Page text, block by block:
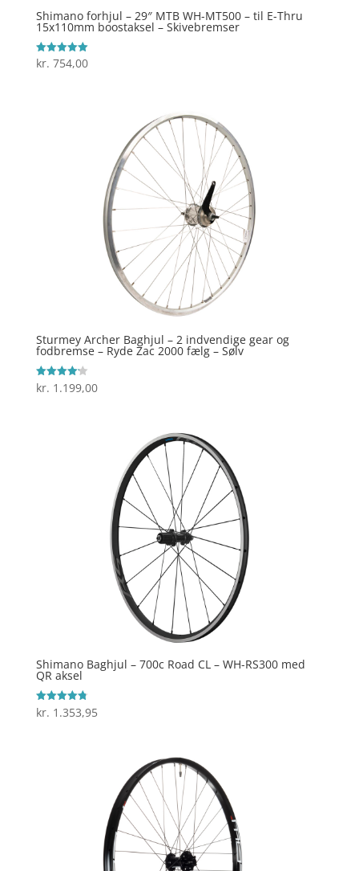
Shimano forhjul – 29″ MTB WH-MT500 – til E-Thru
15x110mm boostaksel – Skivebremser
Vurderet
5
kr. 754,00
Sturmey Archer Baghjul – 2 indvendige gear og
fodbremse – Ryde Zac 2000 fælg – Sølv
Vurderet
4.2
kr. 1.199,00
Shimano Baghjul – 700c Road CL – WH-RS300 med
QR aksel
Vurderet
4.8
kr. 1.353,95